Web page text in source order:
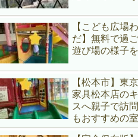
【こども広場
だ】無料で過
遊び場の様子
【松本市】東
家具松本店の
スへ親子で訪
もおすすめの